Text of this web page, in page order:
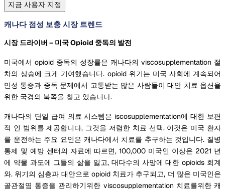
지금 사용자 지정
캐나다 점성 보충 시장 트렌드
시장 드라이버 – 미국 Opioid 중독의 발전
미국에서 opioid 중독의 성장률은 캐나다의 viscosupplementation 절
차의 상승에 크게 기여했습니다. opioid 위기는 미국 사회에 계속되어
만성 통증과 중독 문제에서 고통받는 많은 사람들이 대안 치료 옵션을
위한 국경의 북쪽을 찾고 있습니다.
캐나다의 단일 급여 의료 시스템은 iscosupplementation에 대한 보편
적 인 범위를 제공합니다, 그것을 저렴한 치료 선택. 이것은 미국 환자
를 운전하는 주요 요인은 캐나다에서 치료를 추구하는 것입니다. 질병
통제 및 예방 센터의 자료에 따르면, 100,000 미국인 이상은 2021 년
에 약물 과도에 그들의 삶을 잃고, 대다수의 사망에 대한 opioids 회계
와. 위기의 심층과 대안으로 opioid 치료가 추구되고, 더 많은 미국인은
골관절염 통증을 관리하기위한 viscosupplementation 치료를위한 캐